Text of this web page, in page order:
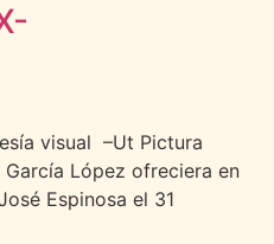
visual –Ut Pictura
López ofreciera en
Espinosa el 31